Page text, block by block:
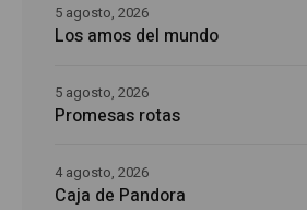
Los amos del mundo
5 agosto, 2026
Promesas rotas
5 agosto, 2026
Caja de Pandora
4 agosto, 2026